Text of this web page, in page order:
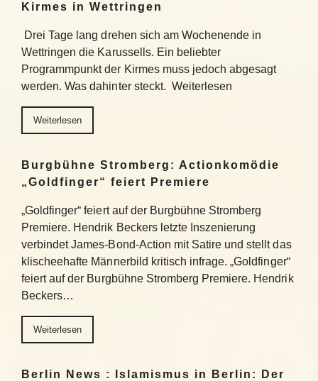
Kirmes in Wettringen
Drei Tage lang drehen sich am Wochenende in
Wettringen die Karussells. Ein beliebter
Programmpunkt der Kirmes muss jedoch abgesagt
werden. Was dahinter steckt. Weiterlesen
Weiterlesen
Burgbühne Stromberg: Actionkomödie
„Goldfinger“ feiert Premiere
„Goldfinger“ feiert auf der Burgbühne Stromberg
Premiere. Hendrik Beckers letzte Inszenierung
verbindet James-Bond-Action mit Satire und stellt das
klischeehafte Männerbild kritisch infrage. „Goldfinger“
feiert auf der Burgbühne Stromberg Premiere. Hendrik
Beckers…
Weiterlesen
Berlin News : Islamismus in Berlin: Der